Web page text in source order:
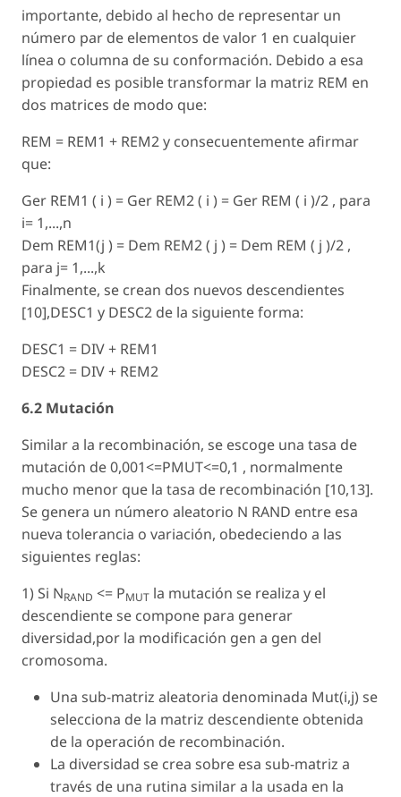
importante, debido al hecho de representar un
número par de elementos de valor 1 en cualquier
línea o columna de su conformación. Debido a esa
propiedad es posible transformar la matriz REM en
dos matrices de modo que:
REM = REM1 + REM2 y consecuentemente afirmar
que:
Ger REM1 ( i ) = Ger REM2 ( i ) = Ger REM ( i )/2 , para
i= 1,...,n
Dem REM1(j ) = Dem REM2 ( j ) = Dem REM ( j )/2 ,
para j= 1,...,k
Finalmente, se crean dos nuevos descendientes
[10],DESC1 y DESC2 de la siguiente forma:
DESC1 = DIV + REM1
DESC2 = DIV + REM2
6.2 Mutación
Similar a la recombinación, se escoge una tasa de
mutación de 0,001<=PMUT<=0,1 , normalmente
mucho menor que la tasa de recombinación [10,13].
Se genera un número aleatorio N RAND entre esa
nueva tolerancia o variación, obedeciendo a las
siguientes reglas:
1) Si NRAND <= PMUT la mutación se realiza y el
descendiente se compone para generar
diversidad,por la modificación gen a gen del
cromosoma.
Una sub-matriz aleatoria denominada Mut(i,j) se
selecciona de la matriz descendiente obtenida
de la operación de recombinación.
La diversidad se crea sobre esa sub-matriz a
través de una rutina similar a la usada en la